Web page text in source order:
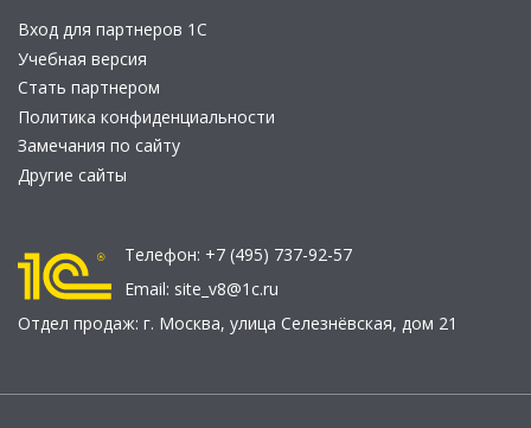
Вход для партнеров 1С
Учебная версия
Стать партнером
Политика конфиденциальности
Замечания по сайту
Другие сайты
Телефон: +7 (495) 737-92-57
Email: site_v8@1c.ru
Отдел продаж: г. Москва, улица Селезнёвская, дом 21